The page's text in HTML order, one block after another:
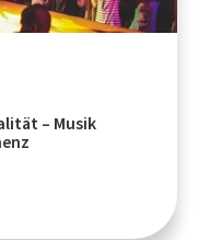
– Musik